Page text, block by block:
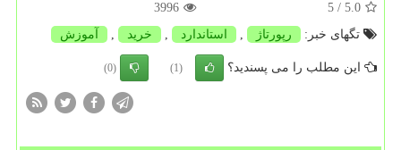
5.0
/ 5
3996
تگهای خبر:
رپورتاژ , استاندارد , خرید , آموزش
این مطلب را می پسندید؟ (1)
(0)